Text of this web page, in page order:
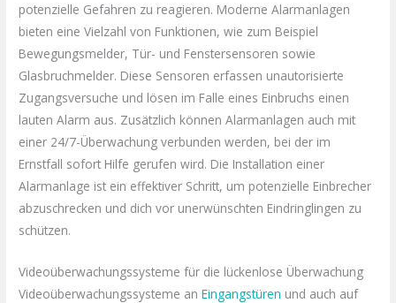
potenzielle Gefahren zu reagieren. Moderne Alarmanlagen
bieten eine Vielzahl von Funktionen, wie zum Beispiel
Bewegungsmelder, Tür- und Fenstersensoren sowie
Glasbruchmelder. Diese Sensoren erfassen unautorisierte
Zugangsversuche und lösen im Falle eines Einbruchs einen
lauten Alarm aus. Zusätzlich können Alarmanlagen auch mit
einer 24/7-Überwachung verbunden werden, bei der im
Ernstfall sofort Hilfe gerufen wird. Die Installation einer
Alarmanlage ist ein effektiver Schritt, um potenzielle Einbrecher
abzuschrecken und dich vor unerwünschten Eindringlingen zu
schützen.
Videoüberwachungssysteme für die lückenlose Überwachung
Videoüberwachungssysteme anEingangstüren und auch auf